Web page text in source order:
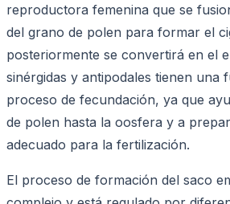
reproductora femenina que se
del grano de polen para formar el
posteriormente se convertirá en el
sinérgidas y antipodales tienen una
proceso de fecundación, ya que
de polen hasta la oosfera y a
adecuado para la fertilización.
El proceso de formación del saco